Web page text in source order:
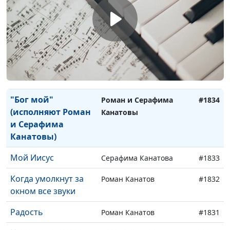
Канатовы
Предавая Христа
Роман и Серафима
Канатовы
#1836
Доброе утро,
Господь
Роман и Серафима
Канатовы
#1835
"Бог мой"
(исполняют Роман
и Серафима
Канатовы)
Роман и Серафима
Канатовы
#1834
Мой Иисус Серафима Канатова #1833
Когда умолкнут за
окном все звуки
Роман Канатов #1832
Радость Роман Канатов #1831